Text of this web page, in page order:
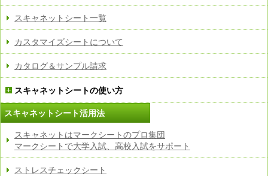
スキャネットシート一覧
カスタマイズシートについて
カタログ＆サンプル請求
スキャネットシートの使い方
スキャネットシート活用法
スキャネットはマークシートのプロ集団
マークシートで大学入試、高校入試をサポート
ストレスチェックシート